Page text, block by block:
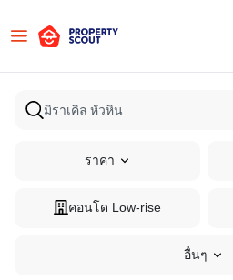
ราคา
คอนโด Low-rise
อื่นๆ